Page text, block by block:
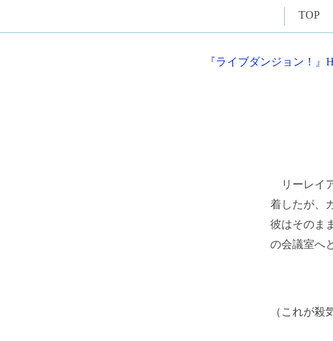
TOP
『ライブダンジョン！』
リーレイ
着したが、
彼はそのま
の会議室へ
（これが殺